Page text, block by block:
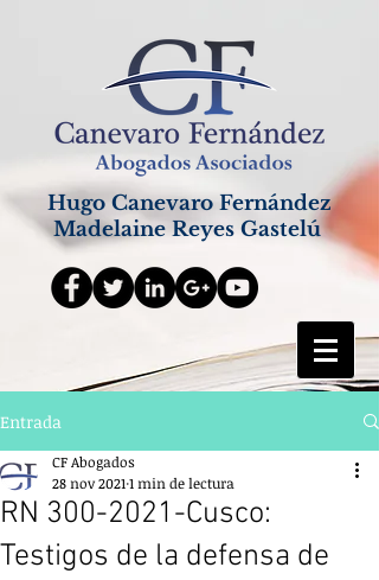
Hugo Canevaro Fernández
Madelaine Reyes Gastelú
Entrada
RN 300-2021-Cusco:
Testigos de la defensa de
CF Abogados
28 nov 2021 1 min de lectura